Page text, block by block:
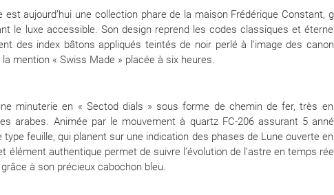
est aujourd’hui une collection phare de la maison Frédérique
le luxe accessible. Son design reprend les codes classiques et
des index bâtons appliqués teintés de noir perlé à l’image des
mention « Swiss Made » placée à six heures.
minuterie en « Sectod dials » sous forme de chemin de fer, très
arabes. Animée par le mouvement à quartz FC-206 assurant 5
type feuille, qui planent sur une indication des phases de Lune ouverte
élément authentique permet de suivre l’évolution de l’astre en temps
à son précieux cabochon bleu.